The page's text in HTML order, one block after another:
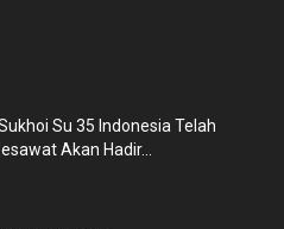
Su 35 Indonesia Telah
Akan Hadir...